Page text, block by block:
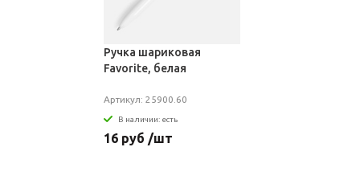
Ручка шариковая
Favorite, белая
Артикул: 25900.60
В наличии: есть
16 руб /шт